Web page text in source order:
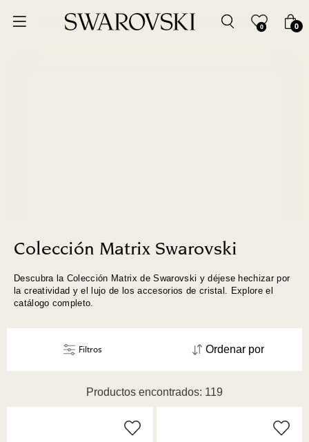
0 0
Colección Matrix Swarovski
Descubra la Colección Matrix de Swarovski y déjese hechizar por
la creatividad y el lujo de los accesorios de cristal. Explore el
catálogo completo.
Productos encontrados: 119
Ordenar por
Ordenar por
Fecha de lanzamiento
Mejor descuento
Filtros